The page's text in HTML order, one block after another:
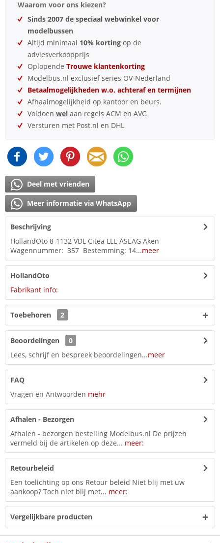
Waarom voor ons kiezen?
Sinds 2007 de speciaal webwinkel voor
modelbussen
Altijd minimaal 10% korting op de
adviesverkoopprijs
Oplopende Trouwe klantenkorting
Modelbus.nl exclusief series OV-Nederland
Betaalmogelijkheden w.o. achteraf en termijnen
Afhaalmogelijkheid op kantoor en beurs.
Voldoen wel aan regels ACM en AVG
Versturen met Post.nl en DHL
Deel met vrienden
Meer informatie via WhatsApp
Beschrijving
HollandOto 8-1132 VDL Citea LLE ASEAG Aken
Wagennummer: 357 Bestemming: 14...meer
HollandOto
Fabrikant info:
Toebehoren 2
Beoordelingen
0
Lees, schrijf en bespreek beoordelingen...meer
FAQ
Vragen en Antwoorden mehr
Afhalen - Bezorgen
Afhalen - bezorgen bestelling Modelbus.nl De prijzen
vermeld bij de artikelen op deze... meer:
Retourbeleid
Een toelichting op ons Retour beleid Niet blij met uw
aankoop? Toch niet blij met... meer:
Vergelijkbare producten